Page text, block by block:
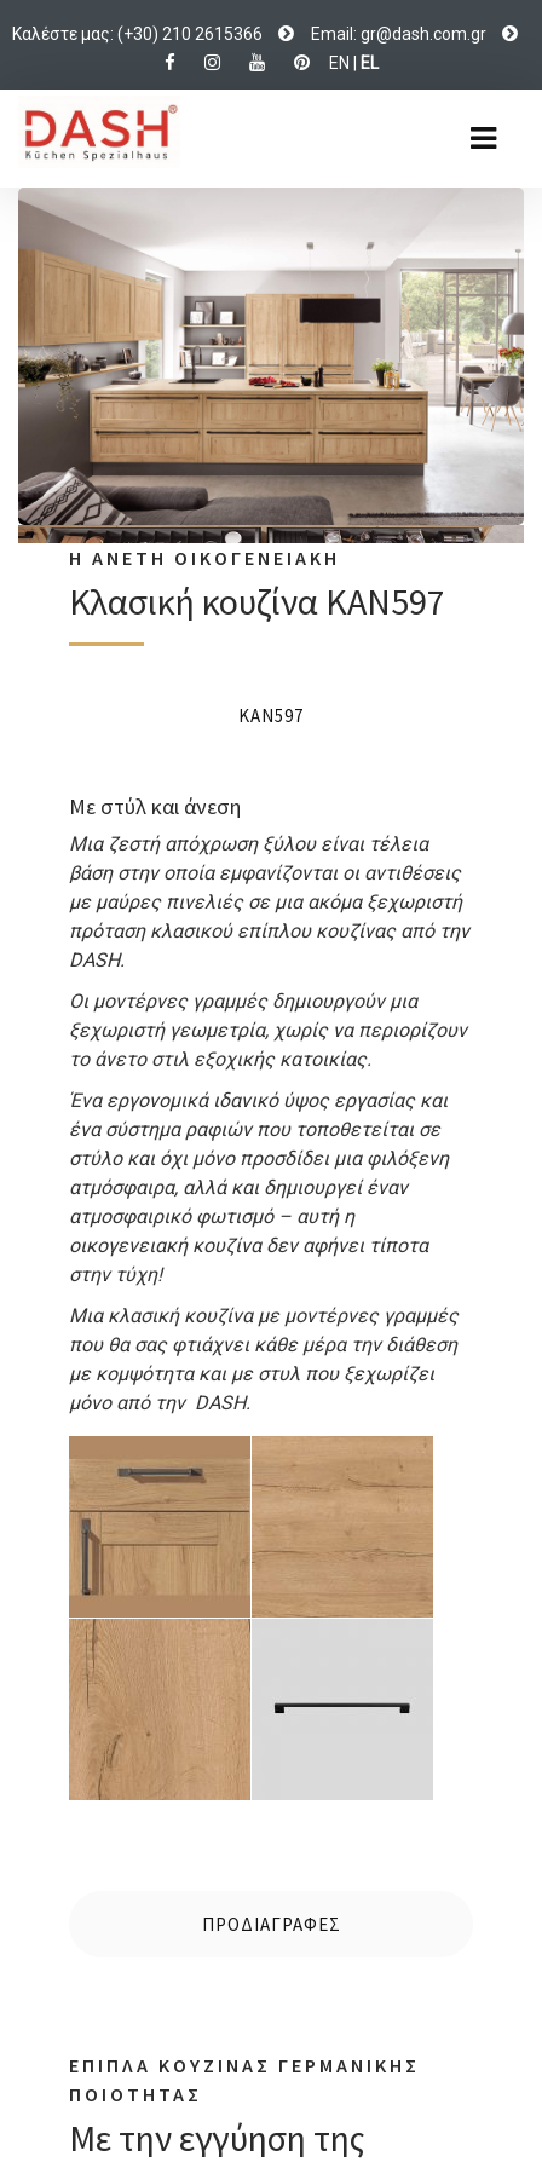
Καλέστε μας: (+30) 210 2615366 Email: rg.mo
c.hsa
d@rg
EN
EL
Η ΑΝΕΤΗ ΟΙΚΟΓΕΝΕΙΑΚΗ
Κλασική κουζίνα KAN597
KAN597
Με στύλ και άνεση
Μια ζεστή απόχρωση ξύλου είναι τέλεια
βάση στην οποία εμφανίζονται οι αντιθέσεις
με μαύρες πινελιές σε μια ακόμα ξεχωριστή
πρόταση κλασικού επίπλου κουζίνας από την
DASH.
Οι μοντέρνες γραμμές δημιουργούν μια
ξεχωριστή γεωμετρία, χωρίς να περιορίζουν
το άνετο στιλ εξοχικής κατοικίας.
Ένα εργονομικά ιδανικό ύψος εργασίας και
ένα σύστημα ραφιών που τοποθετείται σε
στύλο και όχι μόνο προσδίδει μια φιλόξενη
ατμόσφαιρα, αλλά και δημιουργεί έναν
ατμοσφαιρικό φωτισμό – αυτή η
οικογενειακή κουζίνα δεν αφήνει τίποτα
στην τύχη!
Μια κλασική κουζίνα με μοντέρνες γραμμές
που θα σας φτιάχνει κάθε μέρα την διάθεση
με κομψότητα και με στυλ που ξεχωρίζει
μόνο από την DASH.
ΠΡΟΔΙΑΓΡΑΦΕΣ
ΕΠΙΠΛΑ ΚΟΥΖΙΝΑΣ ΓΕΡΜΑΝΙΚΗΣ
ΠΟΙΟΤΗΤΑΣ
Με την εγγύηση της